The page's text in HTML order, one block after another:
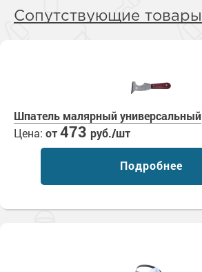
Сопутствующие товары
Шпатель малярный универсальный
Цена: от473 руб./шт
Подробнее